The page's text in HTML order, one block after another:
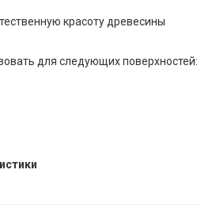
красоту древесины
для следующих поверхностей: